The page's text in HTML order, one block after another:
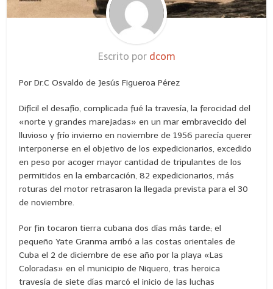
Escrito por dcom
Por Dr.C Osvaldo de Jesús Figueroa Pérez
Difícil el desafío, complicada fué la travesía, la ferocidad del
«norte y grandes marejadas» en un mar embravecido del
lluvioso y frío invierno en noviembre de 1956 parecía querer
interponerse en el objetivo de los expedicionarios, excedido
en peso por acoger mayor cantidad de tripulantes de los
permitidos en la embarcación, 82 expedicionarios, más
roturas del motor retrasaron la llegada prevista para el 30
de noviembre.
Por fin tocaron tierra cubana dos días más tarde; el
pequeño Yate Granma arribó a las costas orientales de
Cuba el 2 de diciembre de ese año por la playa «Las
Coloradas» en el municipio de Niquero, tras heroica
travesía de siete días marcó el inicio de las luchas